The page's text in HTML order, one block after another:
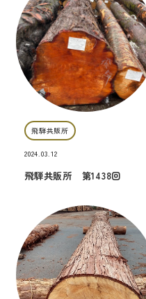
飛騨共販所
2024.03.12
飛騨共販所 第1438回